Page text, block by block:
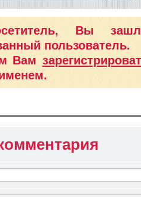
Вы
пользователь.
Вам